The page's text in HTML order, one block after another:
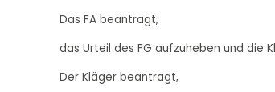
Das FA beantragt,
das Urteil des FG aufzuheben und die
Der Kläger beantragt,